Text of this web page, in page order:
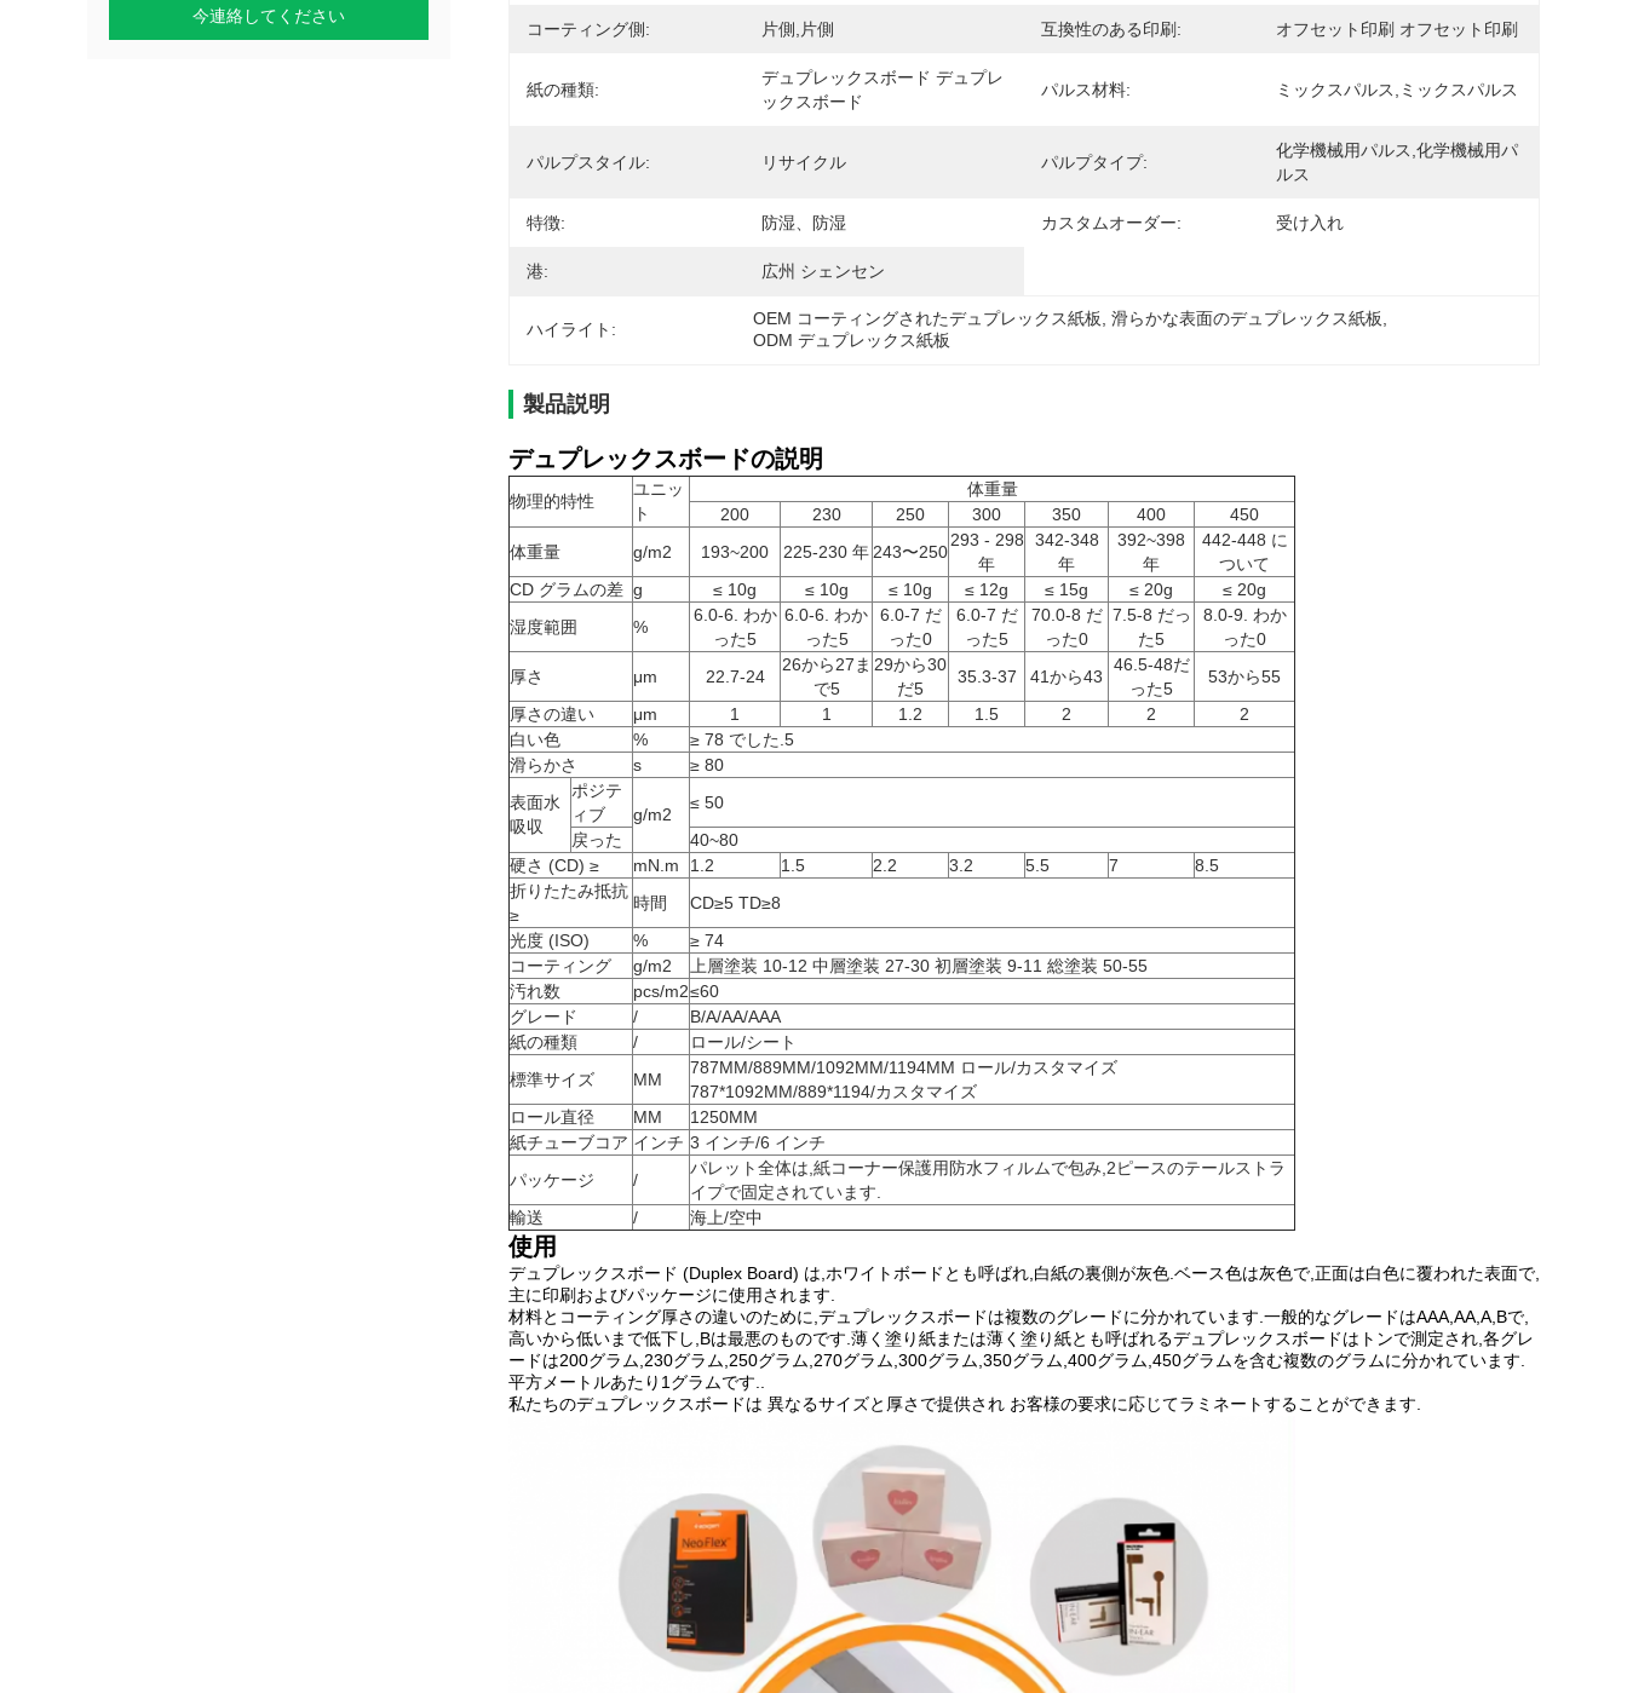
今連絡してください
コーティング側: 片側,片側 互換性のある印刷: オフセット印刷 オフセット印刷
紙の種類:
デュプレックスボード デュプレ
ックスボード
パルス材料: ミックスパルス,ミックスパルス
パルプスタイル: リサイクル パルプタイプ:
化学機械用パルス,化学機械用パ
ルス
特徴: 防湿、防湿 カスタムオーダー: 受け入れ
港: 広州 シェンセン
ハイライト:
OEM コーティングされたデュプレックス紙板 , 滑らかな表面のデュプレックス紙板
ODM デュプレックス紙板
製品説明
デュプレックスボードの説明
物理的特性
ユニッ
ト
体重量
200
230 250 300 350 400
450
体重量
g/m2 193~200 225-230 年 243〜250
293 - 298
年
342-348
年
392~398
年
442-448 に
ついて
CD グラムの差 g ≤ 10g ≤ 10g ≤ 10g ≤ 12g ≤ 15g ≤ 20g
≤ 20g
湿度範囲
%
6.0-6. わか
った5
6.0-6. わか
った5
6.0-7 だ
った0
6.0-7 だ
った5
70.0-8 だ
った0
7.5-8 だっ
た5
8.0-9. わか
った0
厚さ
μm 22.7-24
26から27ま
で5
29から30
だ5
35.3-37 41から43
46.5-48だ
った5
53から55
厚さの違い
μm 1 1 1.2 1.5 2 2
2
白い色
%
≥ 78 でした.5
滑らかさ
s
≥ 80
表面水
吸収
ポジテ
ィブ
g/m2
≤ 50
戻った
40~80
硬さ (CD) ≥
mN.m 1.2 1.5 2.2 3.2 5.5 7
8.5
折りたたみ抵抗
≥
時間
CD≥5 TD≥8
光度 (ISO)
%
≥ 74
コーティング
g/m2
上層塗装 10-12 中層塗装 27-30 初層塗装 9-11 総塗装 50-55
汚れ数
pcs/m2≤60
グレード
/
B/A/AA/AAA
紙の種類
/
ロール/シート
標準サイズ
MM
787MM/889MM/1092MM/1194MM ロール/カスタマイズ
787*1092MM/889*1194/カスタマイズ
ロール直径
MM
1250MM
紙チューブコア インチ 3 インチ/6 インチ
パッケージ
/
パレット全体は,紙コーナー保護用防水フィルムで包み,2ピースのテールストラ
イプで固定されています.
輸送
/ 海上/空中
使用
デュプレックスボード (Duplex Board) は,ホワイトボードとも呼ばれ,白紙の裏側が灰色.ベース色は灰色で,正面は白色に覆われた表面で,
主に印刷およびパッケージに使用されます.
材料とコーティング厚さの違いのために,デュプレックスボードは複数のグレードに分かれています.一般的なグレードはAAA,AA,A,Bで,
高いから低いまで低下し,Bは最悪のものです.薄く塗り紙または薄く塗り紙とも呼ばれるデュプレックスボードはトンで測定され,各グレ
ードは200グラム,230グラム,250グラム,270グラム,300グラム,350グラム,400グラム,450グラムを含む複数のグラムに分かれています.
平方メートルあたり1グラムです..
私たちのデュプレックスボードは 異なるサイズと厚さで提供され お客様の要求に応じてラミネートすることができます.